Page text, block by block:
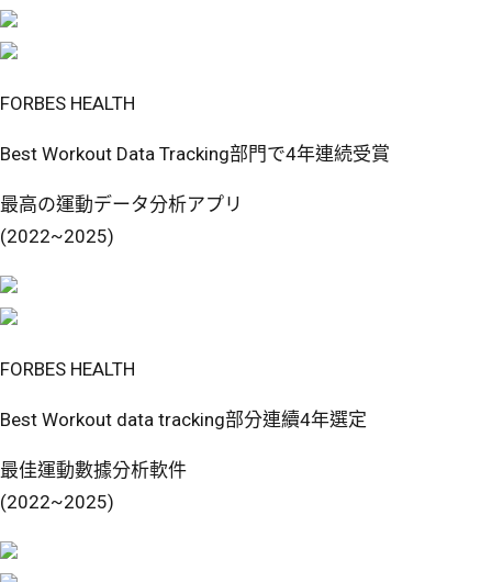
FORBES HEALTH
Best Workout Data Tracking部門で4年連続受賞
最高の運動データ分析アプリ
(2022~2025)
FORBES HEALTH
Best Workout data tracking部分連續4年選定
最佳運動數據分析軟件
(2022~2025)